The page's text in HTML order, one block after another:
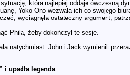
która najlepiej oddaje ówczesną
Yoko Ono wezwała ich do swojego
wyciągnęła ostateczny argument,
Phila, żeby dokończył te sesje.
natychmiast. John i Jack wymienili
i upadła legenda